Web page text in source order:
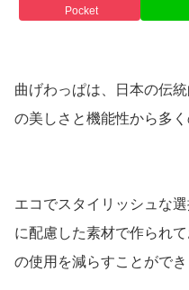
Pocket
曲げわっぱは、日本の伝
の美しさと機能性から多
エコでスタイリッシュな
に配慮した素材で作られ
の使用を減らすことができ